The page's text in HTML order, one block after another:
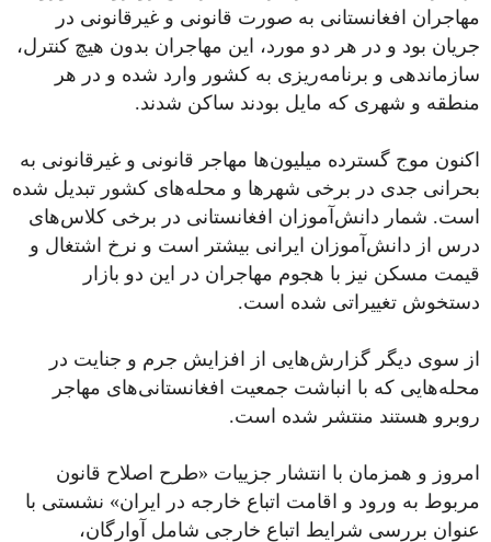
مهاجران افغانستانی به صورت قانونی و غیرقانونی در
جریان بود و در هر دو مورد، این مهاجران بدون هیچ کنترل،
سازماندهی و برنامه‌ریزی به کشور وارد شده و در هر
منطقه و شهری که مایل بودند ساکن شدند.
اکنون موج گسترده میلیون‌ها مهاجر قانونی و غیرقانونی به
بحرانی جدی در برخی شهرها و محله‌های کشور تبدیل شده
است. شمار دانش‌آموزان افغانستانی در برخی کلاس‌های
درس از دانش‌آموزان ایرانی بیشتر است و نرخ اشتغال و
قیمت مسکن نیز با هجوم مهاجران در این دو بازار
دستخوش تغییراتی شده است.
از سوی دیگر گزارش‌هایی از افزایش جرم و جنایت در
محله‌هایی که با انباشت جمعیت افغانستانی‌های مهاجر
روبرو هستند منتشر شده است.
امروز و همزمان با انتشار جزییات «طرح اصلاح قانون
مربوط به ورود و اقامت اتباع خارجه در ایران» نشستی با
عنوان بررسی شرایط اتباع خارجی شامل آوارگان،